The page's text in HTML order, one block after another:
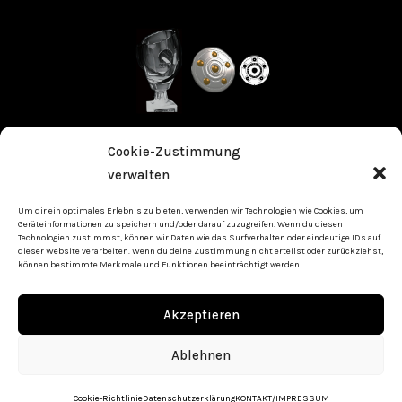
Cookie-Zustimmung
verwalten
Um dir ein optimales Erlebnis zu bieten, verwenden wir Technologien wie Cookies, um
Geräteinformationen zu speichern und/oder darauf zuzugreifen. Wenn du diesen
Technologien zustimmst, können wir Daten wie das Surfverhalten oder eindeutige IDs auf
dieser Website verarbeiten. Wenn du deine Zustimmung nicht erteilst oder zurückziehst,
können bestimmte Merkmale und Funktionen beeinträchtigt werden.
Akzeptieren
Ablehnen
Cookie-RichtlinieDatenschutzerklärungKONTAKT/IMPRESSUM
Stolz präsentiert von WordPress
FV Fahrnau 1921 e.V.
MEIN FUSSBALL – MEIN VEREIN – MEINE HEIMAT